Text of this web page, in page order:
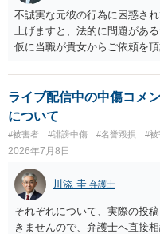
不誠実な元彼の行為に困惑さ
上げますと、法的に問題があ
仮に当職が貴女からご依頼を
す。 文書偽造の事実を当該男
していたことを伝えるのと同
ないことですが、それを別の
たくない相手である夫）に事
（プライバシー権侵害の問題
ライブ配信中の中傷コメ
について
#被害者 #誹謗中傷 #名誉毀損 #被
2026年7月8日
川添 圭 弁護士
それぞれについて、実際の投
きませんので、弁護士へ直接